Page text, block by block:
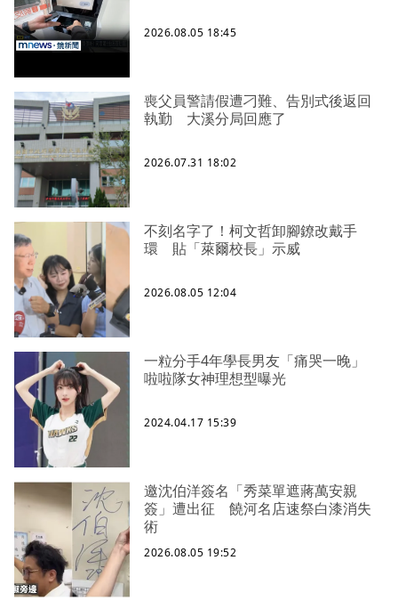
2026.08.05 18:45
喪父員警請假遭刁難、告別式後返回
執勤 大溪分局回應了
2026.07.31 18:02
不刻名字了！柯文哲卸腳鐐改戴手
環 貼「萊爾校長」示威
2026.08.05 12:04
一粒分手4年學長男友「痛哭一晚」
啦啦隊女神理想型曝光
2024.04.17 15:39
邀沈伯洋簽名「秀菜單遮蔣萬安親
簽」遭出征 饒河名店速祭白漆消失
術
2026.08.05 19:52